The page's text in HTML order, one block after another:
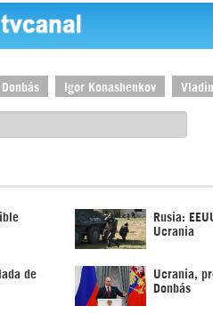
Donbás Igor Konashenkov
Rusia:
Ucrania
de Ucrania,
Donbás